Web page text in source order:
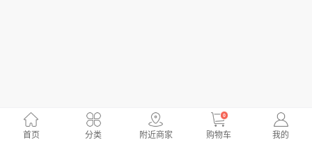
首页 分类 附近商家
0
购物车 我的